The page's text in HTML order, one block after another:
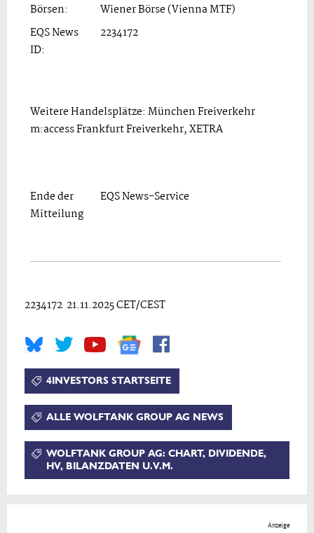
Börsen:
Wiener Börse (Vienna MTF)
EQS News
ID:
2234172
Weitere Handelsplätze: München Freiverkehr
m:access Frankfurt Freiverkehr, XETRA
Ende der
Mitteilung
EQS News-Service
2234172 21.11.2025 CET/CEST
4INVESTORS STARTSEITE
ALLE WOLFTANK GROUP AG NEWS
WOLFTANK GROUP AG: CHART, DIVIDENDE,
HV, BILANZDATEN U.V.M.
Anzeige